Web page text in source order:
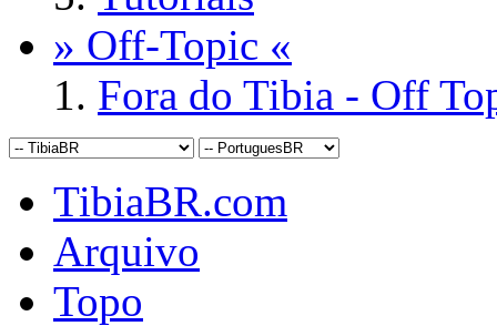
» Off-Topic «
Fora do Tibia - Off
TibiaBR.com
Arquivo
Topo